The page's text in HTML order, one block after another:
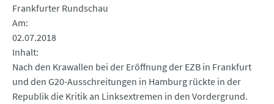
Frankfurter Rundschau
Am
02.07.2018
Inhalt
Nach den Krawallen bei der Eröffnung der EZB in Frankfurt
und den G20-Ausschreitungen in Hamburg rückte in der
Republik die Kritik an Linksextremen in den Vordergrund.